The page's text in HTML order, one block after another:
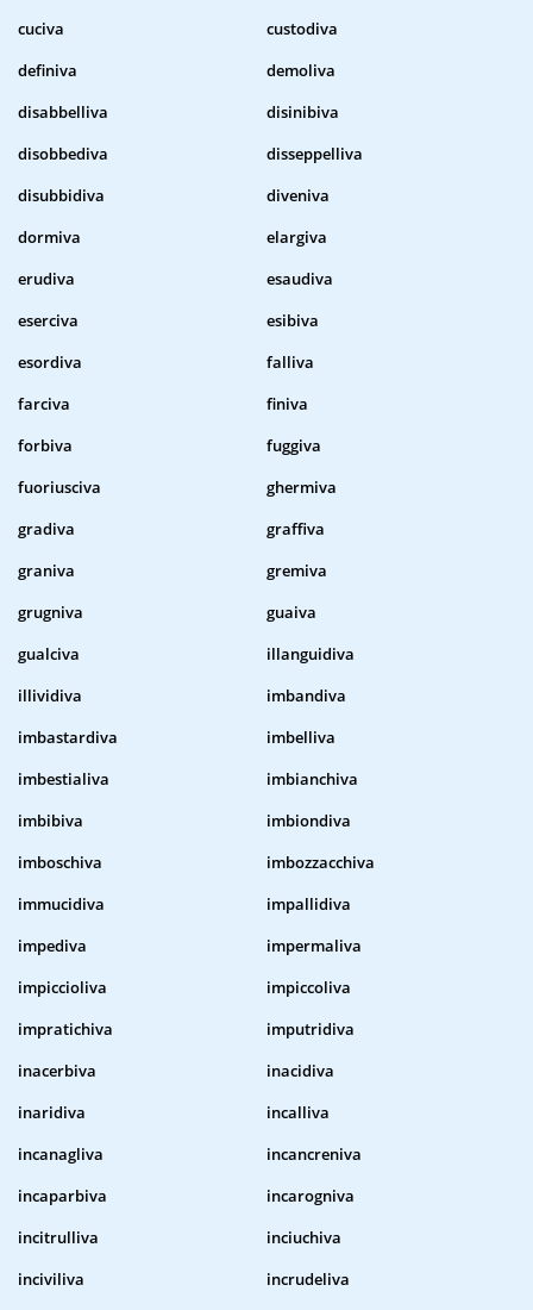
cuciva
custodiva
definiva
demoliva
disabbelliva
disinibiva
disobbediva
disseppelliva
disubbidiva
diveniva
dormiva
elargiva
erudiva
esaudiva
eserciva
esibiva
esordiva
falliva
farciva
finiva
forbiva
fuggiva
fuoriusciva
ghermiva
gradiva
graffiva
graniva
gremiva
grugniva
guaiva
gualciva
illanguidiva
illividiva
imbandiva
imbastardiva
imbelliva
imbestialiva
imbianchiva
imbibiva
imbiondiva
imboschiva
imbozzacchiva
immucidiva
impallidiva
impediva
impermaliva
impiccioliva
impiccoliva
impratichiva
imputridiva
inacerbiva
inacidiva
inaridiva
incalliva
incanagliva
incancreniva
incaparbiva
incarogniva
incitrulliva
inciuchiva
inciviliva
incrudeliva